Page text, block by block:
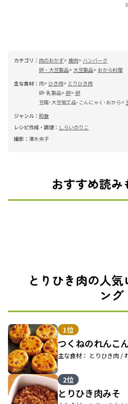
カテゴリ： 肉のおかず 挽肉
ハンバーグ
卵・大豆製品
大豆製品
おから料理
主な食材： 肉 ひき肉
とりひき肉
卵･乳製品 卵 卵
豆腐･大豆加工品･こんにゃく･おから
ジャンル： 和食
レシピ作成・調理： しらいのりこ
撮影： 澤木央子
おすすめ読み
とりひき肉の人
ング
1位
つくねのれんこ
主な食材： とりひき肉 /
2位
とりひき肉みそ